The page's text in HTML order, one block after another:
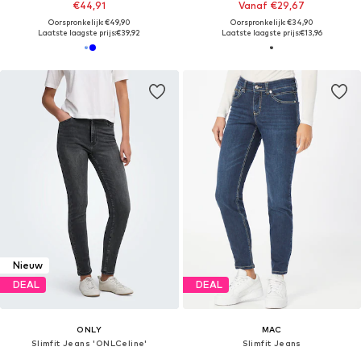
€44,91
Oorspronkelijk: €49,90
Laatste laagste prijs:€39,92
Vanaf €29,67
Oorspronkelijk: €34,90
Laatste laagste prijs:€13,96
Nieuw
DEAL
ONLY
Slimfit Jeans 'ONLCeline'
DEAL
MAC
Slimfit Jeans